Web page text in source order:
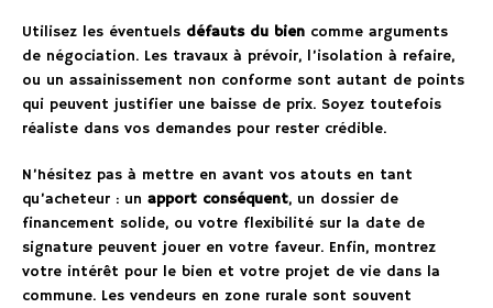
Utilisez les éventuels défauts du bien comme arguments
de négociation. Les travaux à prévoir, l’isolation à refaire,
ou un assainissement non conforme sont autant de points
qui peuvent justifier une baisse de prix. Soyez toutefois
réaliste dans vos demandes pour rester crédible.
N’hésitez pas à mettre en avant vos atouts en tant
qu’acheteur : un apport conséquent, un dossier de
financement solide, ou votre flexibilité sur la date de
signature peuvent jouer en votre faveur. Enfin, montrez
votre intérêt pour le bien et votre projet de vie dans la
commune. Les vendeurs en zone rurale sont souvent